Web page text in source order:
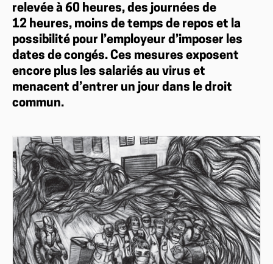
relevée à 60 heures, des journées de
12 heures, moins de temps de repos et la
possibilité pour l’employeur d’imposer les
dates de congés. Ces mesures exposent
encore plus les salariés au virus et
menacent d’entrer un jour dans le droit
commun.